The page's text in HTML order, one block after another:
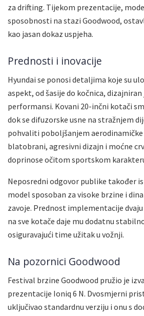
za drifting. Tijekom prezentacije,
sposobnosti na stazi Goodwood,
kao jasan dokaz uspjeha.
Prednosti i inovacije
Hyundai se ponosi detaljima koje su
aspekt, od šasije do kočnica,
performansi. Kovani 20-inčni kotači
dok se difuzorske usne na stražnjem
pohvaliti poboljšanjem
blatobrani, agresivni dizajn i moćne
doprinose očitom sportskom
Neposredni odgovor publike također
model sposoban za visoke brzine i
zavoje. Prednost implementacije
na sve kotače daje mu dodatnu
osiguravajući time užitak u vožnji.
Na pozornici Goodwood
Festival brzine Goodwood pružio je
prezentacije Ioniq 6 N. Dvosmjerni
uključivao standardnu verziju i onu s